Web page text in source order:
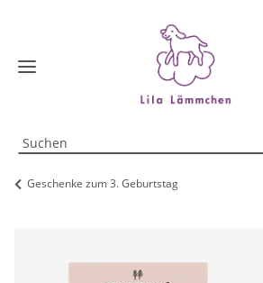
Geschenke zum 3. Geburtstag